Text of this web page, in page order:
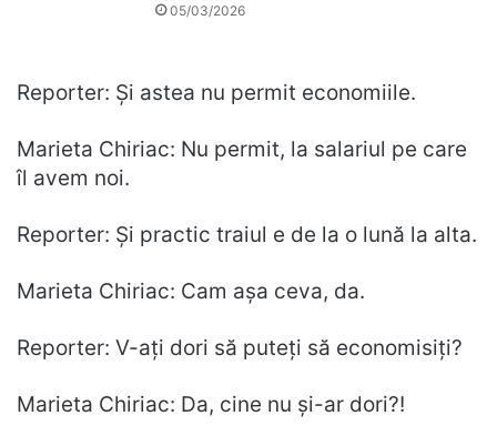
05/03/2026
Reporter: Și astea nu permit economiile.
Marieta Chiriac: Nu permit, la salariul pe care
îl avem noi.
Reporter: Și practic traiul e de la o lună la alta.
Marieta Chiriac: Cam așa ceva, da.
Reporter: V-ați dori să puteți să economisiți?
Marieta Chiriac: Da, cine nu și-ar dori?!